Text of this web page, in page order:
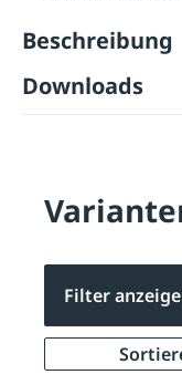
Beschreibung
Downloads
Filter